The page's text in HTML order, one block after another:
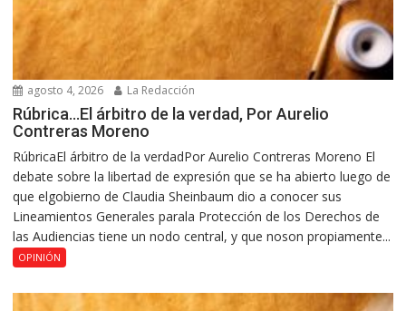
agosto 4, 2026 La Redacción
Rúbrica…El árbitro de la verdad, Por Aurelio
Contreras Moreno
RúbricaEl árbitro de la verdadPor Aurelio Contreras Moreno El
debate sobre la libertad de expresión que se ha abierto luego de
que elgobierno de Claudia Sheinbaum dio a conocer sus
Lineamientos Generales parala Protección de los Derechos de
las Audiencias tiene un nodo central, y que noson propiamente...
OPINIÓN